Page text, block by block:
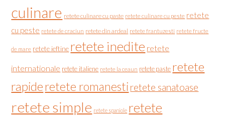
culinare retete culinare cu paste retete culinare cu peste retete
cu peste retete de craciun retete din ardeal retete frantuzesti retete fructe
de mare retete ieftine retete inedite retete
internationale retete italiene retete la ceaun retete paste retete
rapideretete romanesti retete sanatoase
retete simple retete spaniole retete